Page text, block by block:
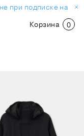
при подписке на
Корзина 0